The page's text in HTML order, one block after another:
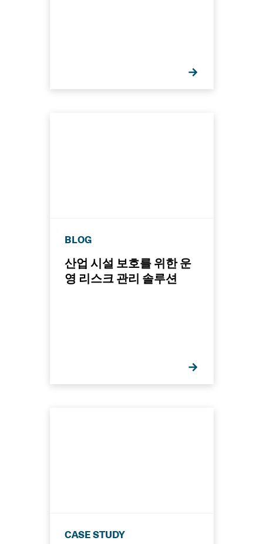
BLOG
산업 시설 보호를 위한 운
영 리스크 관리 솔루션
CASE STUDY